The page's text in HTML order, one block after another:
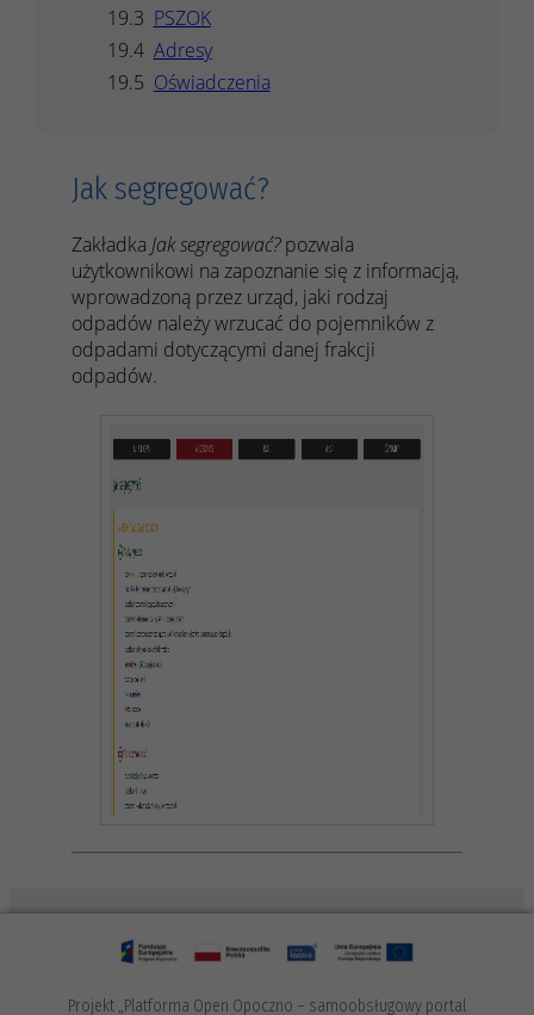
PSZOK
Adresy
Oświadczenia
Jak segregować?
Zakładka Jak segregować?pozwala
użytkownikowi na zapoznanie się z informacją,
wprowadzoną przez urząd, jaki rodzaj
odpadów należy wrzucać do pojemników z
odpadami dotyczącymi danej frakcji
odpadów.
Projekt „Platforma Open Opoczno – samoobsługowy portal